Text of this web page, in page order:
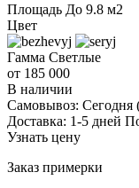
Площадь До 9.8 м2
Цвет
Гамма Светлые
от 185 000
В наличии
Самовывоз: Сегодня
Доставка: 1-5 дней
Узнать цену
Заказ примерки